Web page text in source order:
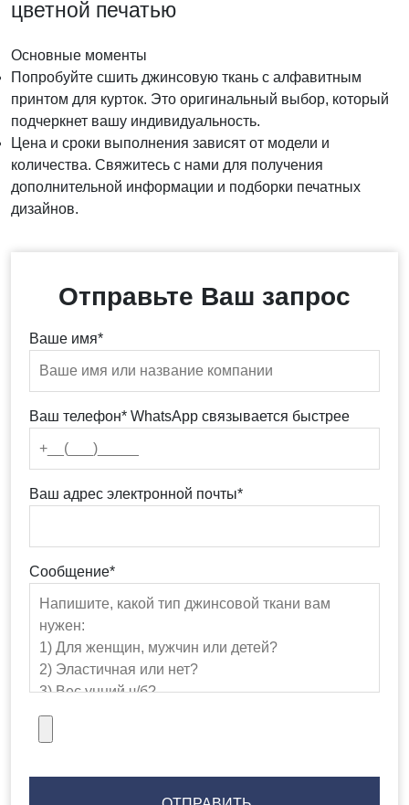
цветной печатью
Основные моменты
Попробуйте сшить джинсовую ткань с алфавитным
принтом для курток. Это оригинальный выбор, который
подчеркнет вашу индивидуальность.
Цена и сроки выполнения зависят от модели и
количества. Свяжитесь с нами для получения
дополнительной информации и подборки печатных
дизайнов.
Отправьте Ваш запрос
Ваше имя*
Ваш телефон* WhatsApp связывается быстрее
Ваш адрес электронной почты*
Сообщение*